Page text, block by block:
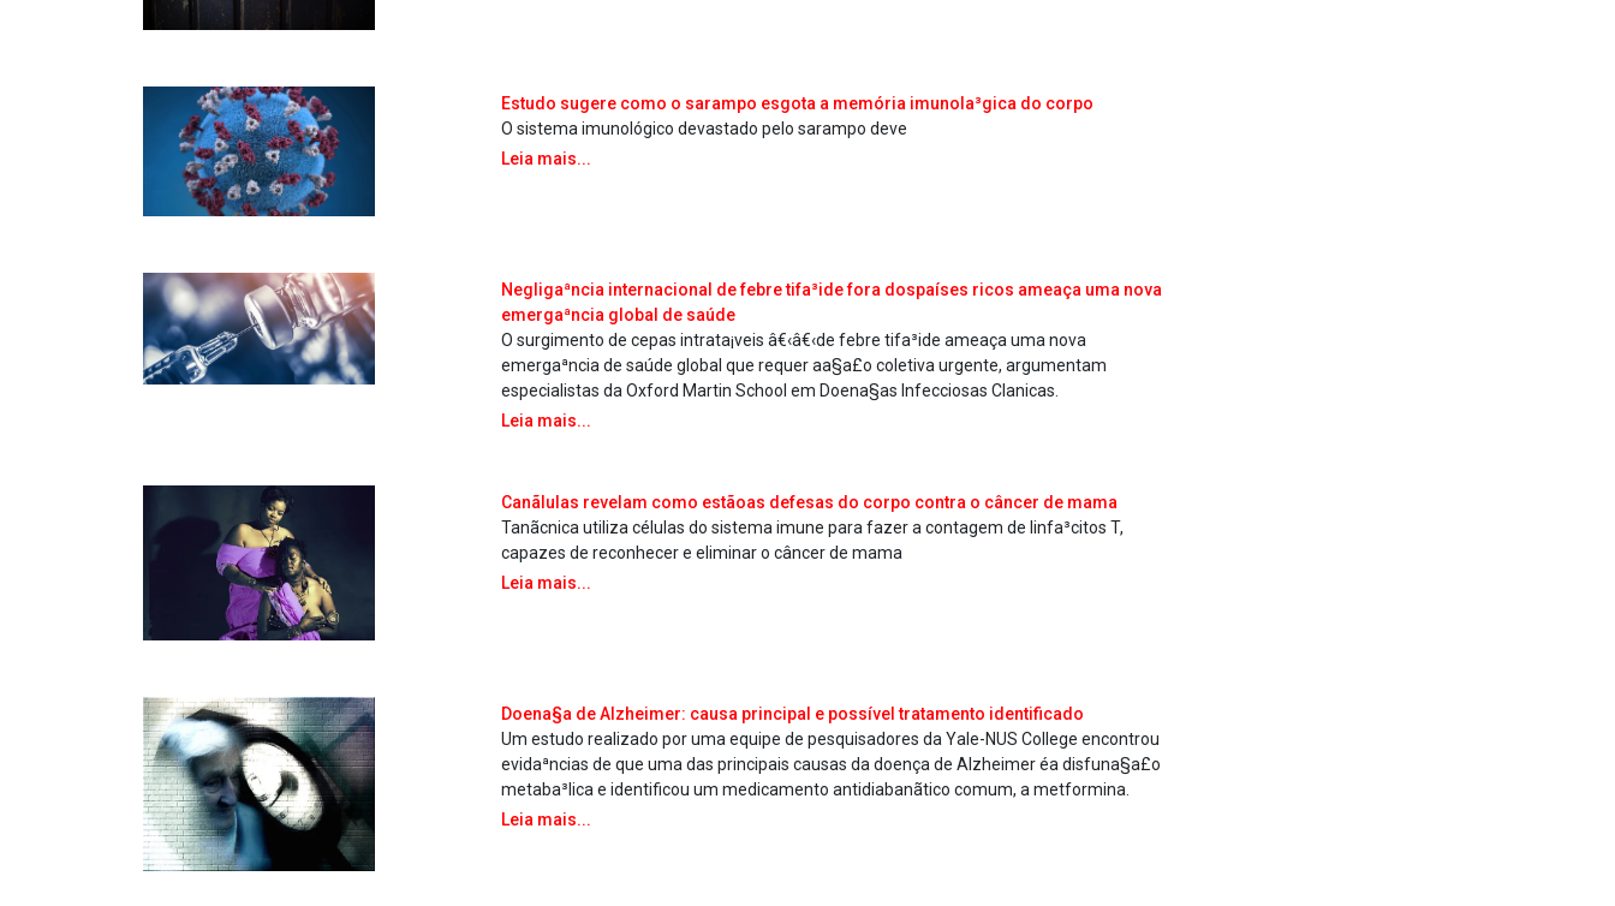
Estudo sugere como o sarampo esgota a memória imunola³gica do corpo
O sistema imunológico devastado pelo sarampo deve
Leia mais...
Negligaªncia internacional de febre tifa³ide fora dospaíses ricos ameaça uma nova
emergaªncia global de saúde
O surgimento de cepas intrata¡veis â€‹â€‹de febre tifa³ide ameaça uma nova
emergaªncia de saúde global que requer aa§a£o coletiva urgente, argumentam
especialistas da Oxford Martin School em Doena§as Infecciosas Cla­nicas.
Leia mais...
Canãlulas revelam como estãoas defesas do corpo contra o câncer de mama
Tanãcnica utiliza células do sistema imune para fazer a contagem de linfa³citos T,
capazes de reconhecer e eliminar o câncer de mama
Leia mais...
Doena§a de Alzheimer: causa principal e possí­vel tratamento identificado
Um estudo realizado por uma equipe de pesquisadores da Yale-NUS College encontrou
evidaªncias de que uma das principais causas da doença de Alzheimer éa disfuna§a£o
metaba³lica e identificou um medicamento antidiabanãtico comum, a metformina.
Leia mais...